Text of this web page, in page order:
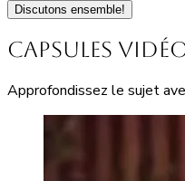
Discutons ensemble!
Capsules
Approfondissez le sujet